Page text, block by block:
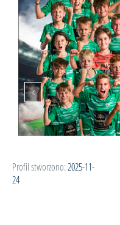
Profil stworzono: 2025-11-
24